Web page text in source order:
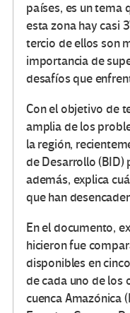
países, es un tema
esta zona hay casi
tercio de ellos son
importancia de
desafíos que
Con el objetivo de
amplia de los
la región,
de Desarrollo (BID)
además, explica
que han
En el documento,
hicieron fue
disponibles en
de cada uno de los
cuenca Amazónica